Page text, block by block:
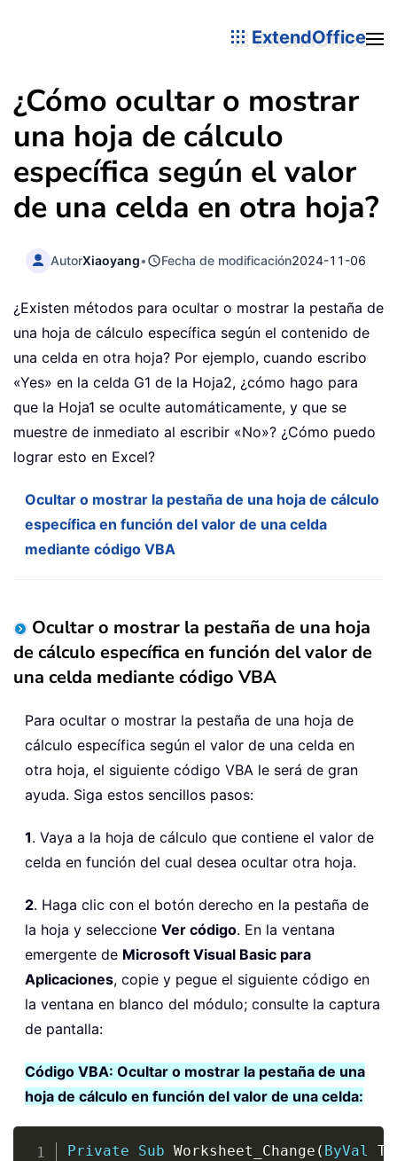
ExtendOffice
¿Cómo ocultar o mostrar
una hoja de cálculo
específica según el valor
de una celda en otra hoja?
AutorXiaoyang• Fecha de modificación2024-11-06
¿Existen métodos para ocultar o mostrar la pestaña de
una hoja de cálculo específica según el contenido de
una celda en otra hoja? Por ejemplo, cuando escribo
«Yes» en la celda G1 de la Hoja2, ¿cómo hago para
que la Hoja1 se oculte automáticamente, y que se
muestre de inmediato al escribir «No»? ¿Cómo puedo
lograr esto en Excel?
Ocultar o mostrar la pestaña de una hoja de cálculo
específica en función del valor de una celda
mediante código VBA
Ocultar o mostrar la pestaña de una hoja
de cálculo específica en función del valor de
una celda mediante código VBA
Para ocultar o mostrar la pestaña de una hoja de
cálculo específica según el valor de una celda en
otra hoja, el siguiente código VBA le será de gran
ayuda. Siga estos sencillos pasos:
1. Vaya a la hoja de cálculo que contiene el valor de
celda en función del cual desea ocultar otra hoja.
2. Haga clic con el botón derecho en la pestaña de
la hoja y seleccione Ver código. En la ventana
emergente de Microsoft Visual Basic para
Aplicaciones, copie y pegue el siguiente código en
la ventana en blanco del módulo; consulte la captura
de pantalla:
Código VBA: Ocultar o mostrar la pestaña de una
hoja de cálculo en función del valor de una celda:
Private Sub Worksheet_Change ( ByVal
Copy